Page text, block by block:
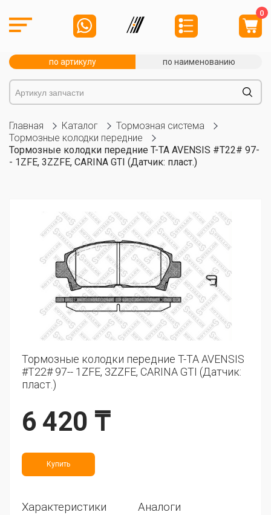
0
по артикулу по наименованию
Главная Каталог
Тормозная система
Тормозные колодки передние
Тормозные колодки передние T-TA AVENSIS #T22# 97-
- 1ZFE, 3ZZFE, CARINA GTI (Датчик: пласт.)
Тормозные колодки передние T-TA AVENSIS
#T22# 97-- 1ZFE, 3ZZFE, CARINA GTI (Датчик:
пласт.)
6 420 ₸
Купить
Характеристики Аналоги